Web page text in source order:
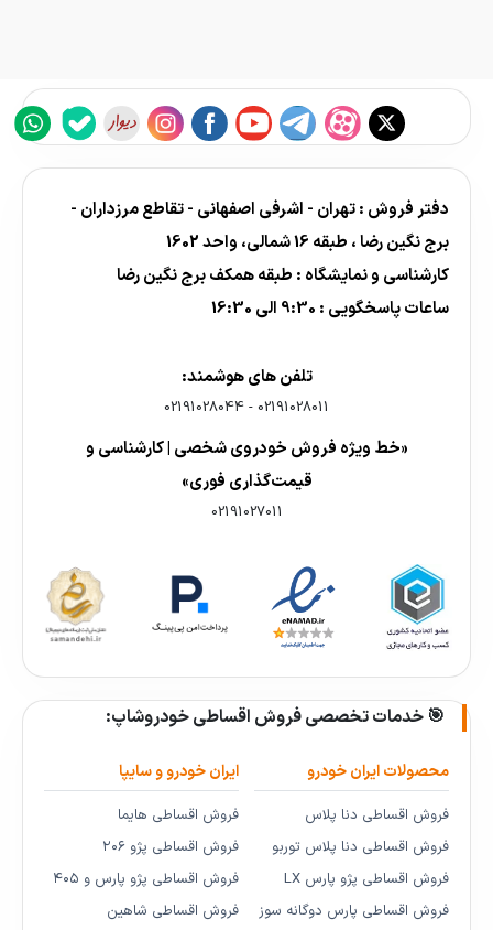
دفتر فروش : تهران - اشرفی اصفهانی - تقاطع مرزداران -
برج نگین رضا ، طبقه 16 شمالی، واحد 1602
کارشناسی و نمایشگاه : طبقه همکف برج نگین رضا
ساعات پاسخگویی : 9:30 الی 16:30
تلفن های هوشمند:
02191028011
-
02191028044
«خط ویژه فروش خودروی شخصی | کارشناسی و
قیمت‌گذاری فوری»
02191027011
🎯 خدمات تخصصی فروش اقساطی خودروشاپ:
محصولات ایران خودرو
فروش اقساطی دنا پلاس
فروش اقساطی دنا پلاس توربو
فروش اقساطی پژو پارس LX
فروش اقساطی پارس دوگانه سوز
ایران خودرو و سایپا
فروش اقساطی هایما
فروش اقساطی پژو ۲۰۶
فروش اقساطی پژو پارس و ۴۰۵
فروش اقساطی شاهین